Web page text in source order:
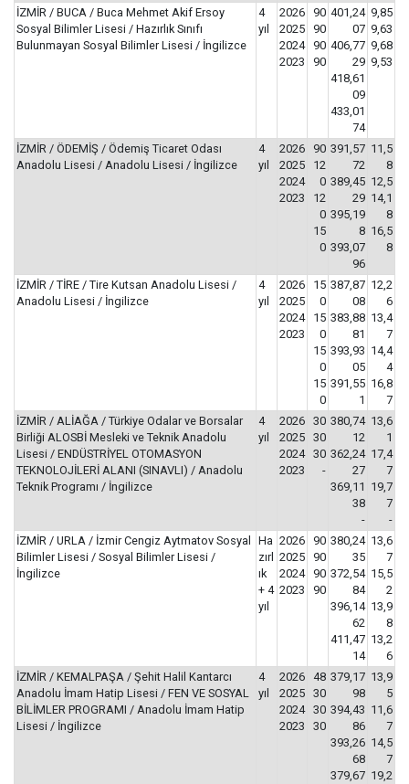
İZMİR / BUCA / Buca Mehmet Akif Ersoy
Sosyal Bilimler Lisesi / Hazırlık Sınıfı
Bulunmayan Sosyal Bilimler Lisesi / İngilizce
4
yıl
2026
2025
2024
2023
90
90
90
90
401,24
07
406,77
29
418,61
09
433,01
74
9,85
9,63
9,68
9,53
İZMİR / ÖDEMİŞ / Ödemiş Ticaret Odası
Anadolu Lisesi / Anadolu Lisesi / İngilizce
4
yıl
2026
2025
2024
2023
90
12
0
12
0
15
0
391,57
72
389,45
29
395,19
8
393,07
96
11,5
8
12,5
14,1
8
16,5
8
İZMİR / TİRE / Tire Kutsan Anadolu Lisesi /
Anadolu Lisesi / İngilizce
4
yıl
2026
2025
2024
2023
15
0
15
0
15
0
15
0
387,87
08
383,88
81
393,93
05
391,55
1
12,2
6
13,4
7
14,4
4
16,8
7
İZMİR / ALİAĞA / Türkiye Odalar ve Borsalar
Birliği ALOSBİ Mesleki ve Teknik Anadolu
Lisesi / ENDÜSTRİYEL OTOMASYON
TEKNOLOJİLERİ ALANI (SINAVLI) / Anadolu
Teknik Programı / İngilizce
4
yıl
2026
2025
2024
2023
30
30
30
-
380,74
12
362,24
27
369,11
38
-
13,6
1
17,4
7
19,7
7
-
İZMİR / URLA / İzmir Cengiz Aytmatov Sosyal
Bilimler Lisesi / Sosyal Bilimler Lisesi /
İngilizce
Ha
zırl
ık
+ 4
yıl
2026
2025
2024
2023
90
90
90
90
380,24
35
372,54
84
396,14
62
411,47
14
13,6
7
15,5
2
13,9
8
13,2
6
İZMİR / KEMALPAŞA / Şehit Halil Kantarcı
Anadolu İmam Hatip Lisesi / FEN VE SOSYAL
BİLİMLER PROGRAMI / Anadolu İmam Hatip
Lisesi / İngilizce
4
yıl
2026
2025
2024
2023
48
30
30
30
379,17
98
394,43
86
393,26
68
379,67
13,9
5
11,6
7
14,5
7
19,2